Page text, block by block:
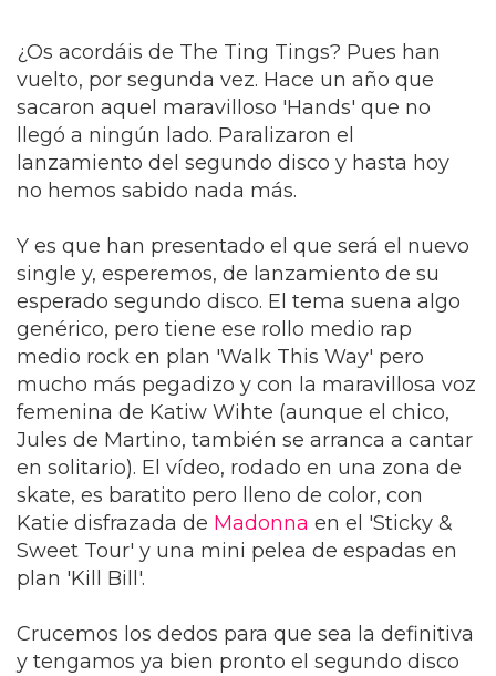
¿Os acordáis de The Ting Tings? Pues han
vuelto, por segunda vez. Hace un año que
sacaron aquel maravilloso 'Hands' que no
llegó a ningún lado. Paralizaron el
lanzamiento del segundo disco y hasta hoy
no hemos sabido nada más.
Y es que han presentado el que será el nuevo
single y, esperemos, de lanzamiento de su
esperado segundo disco. El tema suena algo
genérico, pero tiene ese rollo medio rap
medio rock en plan 'Walk This Way' pero
mucho más pegadizo y con la maravillosa voz
femenina de Katiw Wihte (aunque el chico,
Jules de Martino, también se arranca a cantar
en solitario). El vídeo, rodado en una zona de
skate, es baratito pero lleno de color, con
Katie disfrazada de Madonna en el 'Sticky &
Sweet Tour' y una mini pelea de espadas en
plan 'Kill Bill'.
Crucemos los dedos para que sea la definitiva
y tengamos ya bien pronto el segundo disco